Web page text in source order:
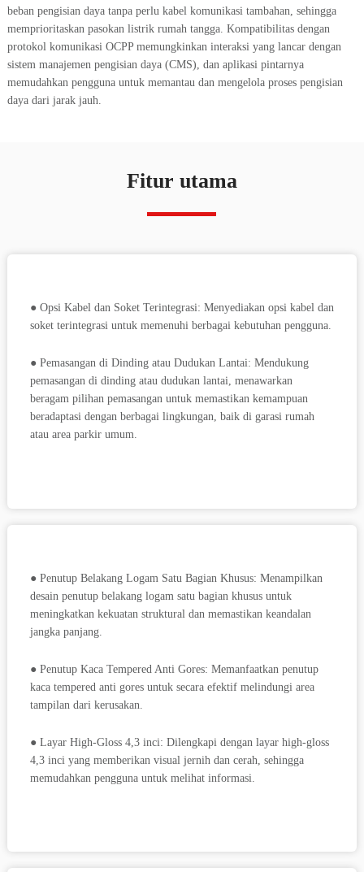
beban pengisian daya tanpa perlu kabel komunikasi tambahan, sehingga
memprioritaskan pasokan listrik rumah tangga. Kompatibilitas dengan
protokol komunikasi OCPP memungkinkan interaksi yang lancar dengan
sistem manajemen pengisian daya (CMS), dan aplikasi pintarnya
memudahkan pengguna untuk memantau dan mengelola proses pengisian
daya dari jarak jauh.
Fitur utama
● Opsi Kabel dan Soket Terintegrasi: Menyediakan opsi kabel dan
soket terintegrasi untuk memenuhi berbagai kebutuhan pengguna.
● Pemasangan di Dinding atau Dudukan Lantai: Mendukung
pemasangan di dinding atau dudukan lantai, menawarkan
beragam pilihan pemasangan untuk memastikan kemampuan
beradaptasi dengan berbagai lingkungan, baik di garasi rumah
atau area parkir umum.
● Penutup Belakang Logam Satu Bagian Khusus: Menampilkan
desain penutup belakang logam satu bagian khusus untuk
meningkatkan kekuatan struktural dan memastikan keandalan
jangka panjang.
● Penutup Kaca Tempered Anti Gores: Memanfaatkan penutup
kaca tempered anti gores untuk secara efektif melindungi area
tampilan dari kerusakan.
● Layar High-Gloss 4,3 inci: Dilengkapi dengan layar high-gloss
4,3 inci yang memberikan visual jernih dan cerah, sehingga
memudahkan pengguna untuk melihat informasi.